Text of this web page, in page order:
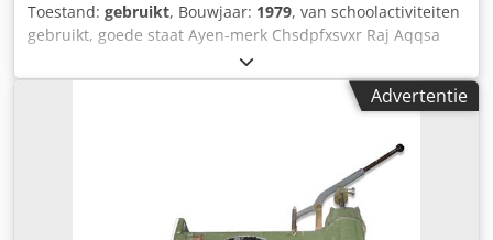
Toestand: gebruikt, Bouwjaar: 1979, van schoolactiviteiten
gebruikt, goede staat Ayen-merk Chsdpfxsvxr Raj Aqqsa
type DB 1000K 23 gebouwd in 1979 machinenummer
7SA740 GS-getest aantal spindels 23 stuks aantal
boorbalken 1 spindelafstand / raster 32 mm boren van
Opslaglocatie 97447 Gerolzhofen, vrij geladen, uitgepakt
Overdracht in de huidige staat zoals geïnspecteerd,
Advertentie